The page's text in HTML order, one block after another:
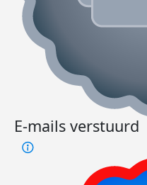
E-mails verstuurd